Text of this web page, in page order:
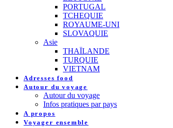
PORTUGAL
TCHEQUIE
ROYAUME-UNI
SLOVAQUIE
Asie
THAÏLANDE
TURQUIE
VIETNAM
Adresses food
Autour du voyage
Autour du voyage
Infos pratiques par pays
A propos
Voyager ensemble